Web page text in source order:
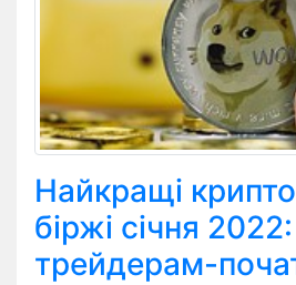
Найкращі
біржі січня
трейдерам-